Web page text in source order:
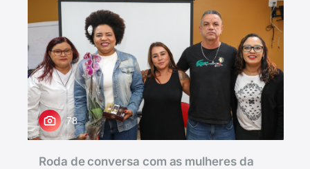
78
Roda de conversa com as mulheres da